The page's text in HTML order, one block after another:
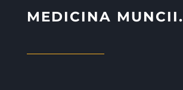
MEDICINA MUNCII.